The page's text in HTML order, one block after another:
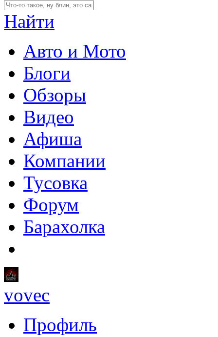
Найти
Авто и Мото
Блоги
Обзоры
Видео
Афиша
Компании
Тусовка
Форум
Барахолка
vovec
Профиль